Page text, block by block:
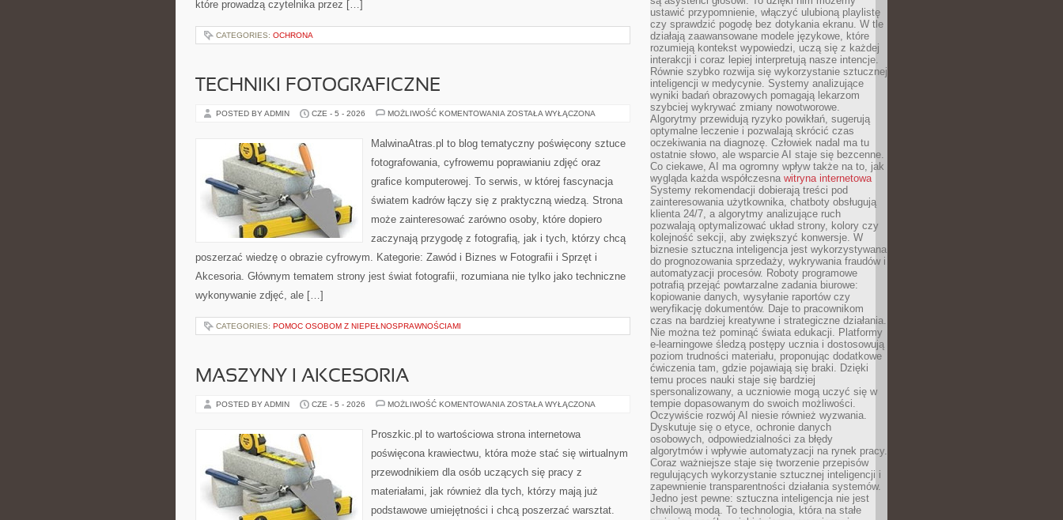
które prowadzą czytelnika przez […]
CATEGORIES: OCHRONA
TECHNIKI FOTOGRAFICZNE
POSTED BY ADMIN CZE - 5 - 2026 MOŻLIWOŚĆ KOMENTOWANIA TECHNIKI
ZOSTAŁA WYŁĄCZONA
MalwinaAtras.pl to blog tematyczny poświęcony sztuce
fotografowania, cyfrowemu poprawianiu zdjęć oraz
grafice komputerowej. To serwis, w której fascynacja
światem kadrów łączy się z praktyczną wiedzą. Strona
może zainteresować zarówno osoby, które dopiero
zaczynają przygodę z fotografią, jak i tych, którzy chcą
poszerzać wiedzę o obrazie cyfrowym. Kategorie: Zawód i Biznes w Fotografii i Sprzęt i
Akcesoria. Głównym tematem strony jest świat fotografii, rozumiana nie tylko jako techniczne
wykonywanie zdjęć, ale […]
CATEGORIES: POMOC OSOBOM Z NIEPEŁNOSPRAWNOŚCIAMI
MASZYNY I AKCESORIA
POSTED BY ADMIN CZE - 5 - 2026 MOŻLIWOŚĆ KOMENTOWANIA MASZYNY
ZOSTAŁA WYŁĄCZONA
Proszkic.pl to wartościowa strona internetowa
poświęcona krawiectwu, która może stać się wirtualnym
przewodnikiem dla osób uczących się pracy z
materiałami, jak również dla tych, którzy mają już
podstawowe umiejętności i chcą poszerzać warsztat.
ustawić przypomnienie, włączyć ulubioną playlistę
czy sprawdzić pogodę bez dotykania ekranu. W tle
działają zaawansowane modele językowe, które
rozumieją kontekst wypowiedzi, uczą się z każdej
interakcji i coraz lepiej interpretują nasze intencje.
Równie szybko rozwija się wykorzystanie sztucznej
inteligencji w medycynie. Systemy analizujące
wyniki badań obrazowych pomagają lekarzom
szybciej wykrywać zmiany nowotworowe.
Algorytmy przewidują ryzyko powikłań, sugerują
optymalne leczenie i pozwalają skrócić czas
oczekiwania na diagnozę. Człowiek nadal ma tu
ostatnie słowo, ale wsparcie AI staje się bezcenne.
Co ciekawe, AI ma ogromny wpływ także na to, jak
wygląda każda współczesna witryna internetowa
Systemy rekomendacji dobierają treści pod
zainteresowania użytkownika, chatboty obsługują
klienta 24/7, a algorytmy analizujące ruch
pozwalają optymalizować układ strony, kolory czy
kolejność sekcji, aby zwiększyć konwersje. W
biznesie sztuczna inteligencja jest wykorzystywana
do prognozowania sprzedaży, wykrywania fraudów i
automatyzacji procesów. Roboty programowe
potrafią przejąć powtarzalne zadania biurowe:
kopiowanie danych, wysyłanie raportów czy
weryfikację dokumentów. Daje to pracownikom
czas na bardziej kreatywne i strategiczne działania.
Nie można też pominąć świata edukacji. Platformy
e-learningowe śledzą postępy ucznia i dostosowują
poziom trudności materiału, proponując dodatkowe
ćwiczenia tam, gdzie pojawiają się braki. Dzięki
temu proces nauki staje się bardziej
spersonalizowany, a uczniowie mogą uczyć się w
tempie dopasowanym do swoich możliwości.
Oczywiście rozwój AI niesie również wyzwania.
Dyskutuje się o etyce, ochronie danych
osobowych, odpowiedzialności za błędy
algorytmów i wpływie automatyzacji na rynek pracy.
Coraz ważniejsze staje się tworzenie przepisów
regulujących wykorzystanie sztucznej inteligencji i
zapewnienie transparentności działania systemów.
Jedno jest pewne: sztuczna inteligencja nie jest
chwilową modą. To technologia, która na stałe